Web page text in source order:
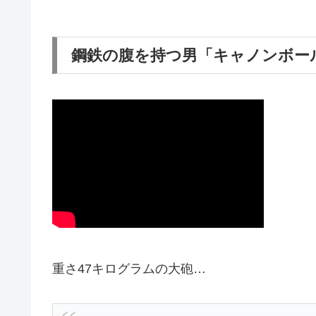
鋼鉄の腹を持つ男「キャノンボー
重さ47キログラムの大砲…